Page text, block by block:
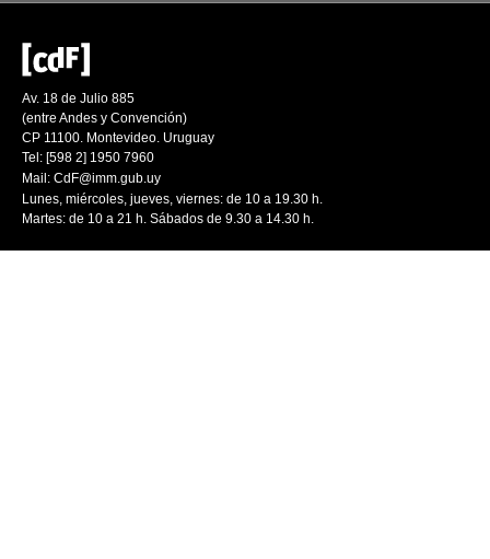
Av. 18 de Julio 885
(entre Andes y Convención)
CP 11100. Montevideo. Uruguay
Tel: [598 2] 1950 7960
Mail: CdF@imm.gub.uy
Lunes, miércoles, jueves, viernes: de 10 a 19.30 h.
Martes: de 10 a 21 h. Sábados de 9.30 a 14.30 h.